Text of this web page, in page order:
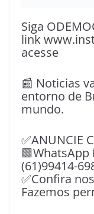
Siga
link
acesse
📰 Noticias
entorno de
mundo.
✅ANUNCIE
(61)99414-
✅Confira
Fazemos